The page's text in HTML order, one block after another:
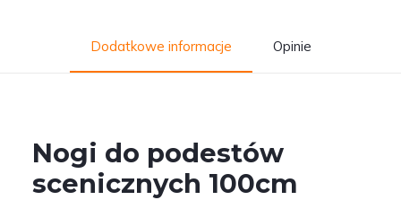
Dodatkowe informacje Opinie
Nogi do podestów
scenicznych 100cm